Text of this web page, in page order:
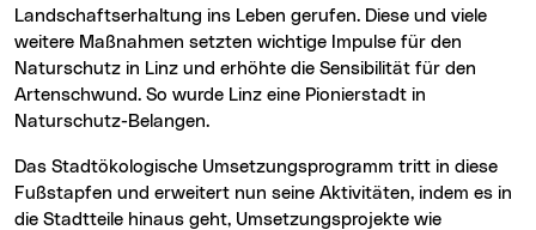
Landschaftserhaltung ins Leben gerufen. Diese und viele
weitere Maßnahmen setzten wichtige Impulse für den
Naturschutz in Linz und erhöhte die Sensibilität für den
Artenschwund. So wurde Linz eine Pionierstadt in
Naturschutz-Belangen.
Das Stadtökologische Umsetzungsprogramm tritt in diese
Fußstapfen und erweitert nun seine Aktivitäten, indem es in
die Stadtteile hinaus geht, Umsetzungsprojekte wie